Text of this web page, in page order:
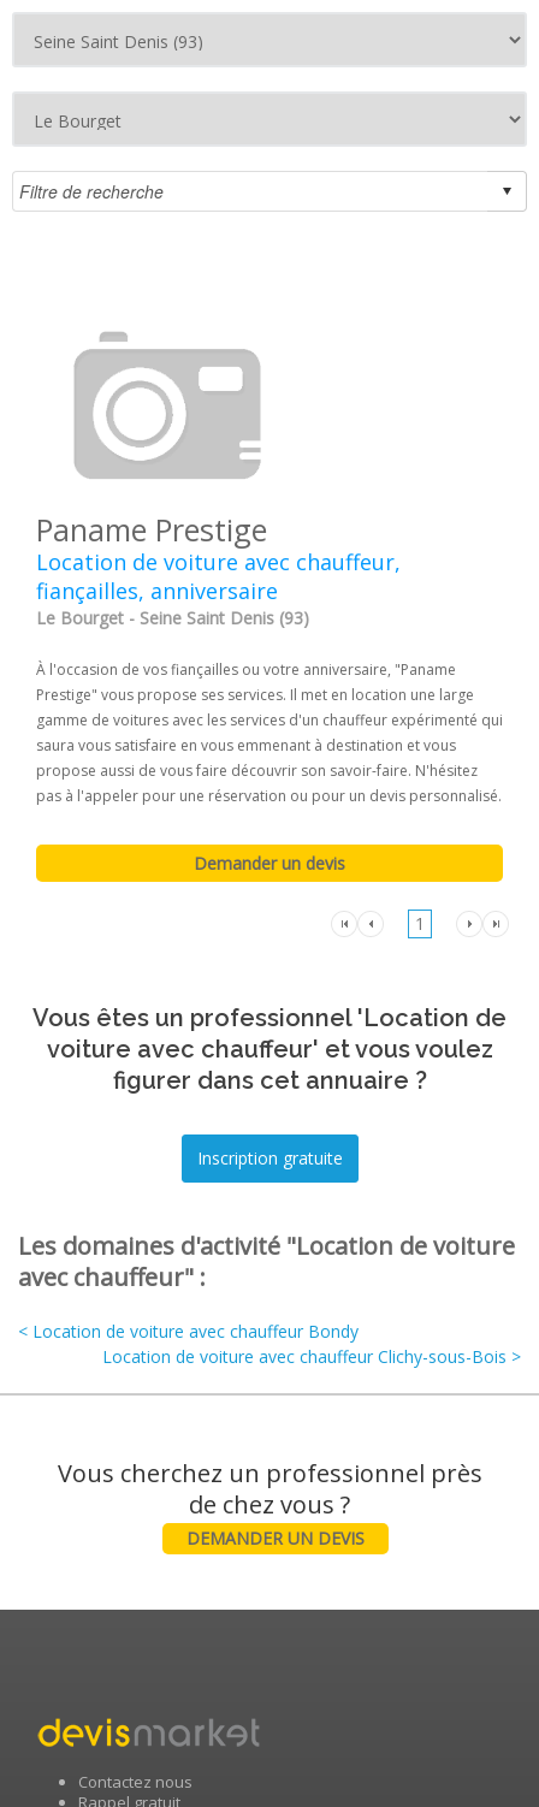
Paname Prestige
Location de voiture avec chauffeur,
fiançailles, anniversaire
Le Bourget - Seine Saint Denis (93)
À l'occasion de vos fiançailles ou votre anniversaire, "Paname
Prestige" vous propose ses services. Il met en location une large
gamme de voitures avec les services d'un chauffeur expérimenté qui
saura vous satisfaire en vous emmenant à destination et vous
propose aussi de vous faire découvrir son savoir-faire. N'hésitez
pas à l'appeler pour une réservation ou pour un devis personnalisé.
1
Vous êtes un professionnel 'Location de
voiture avec chauffeur' et vous voulez
figurer dans cet annuaire ?
Les domaines d'activité "Location de voiture
avec chauffeur" :
< Location de voiture avec chauffeur Bondy
Location de voiture avec chauffeur Clichy-sous-Bois >
Vous cherchez un professionnel près
DEMANDER UN DEVIS
Contactez nous
Rappel gratuit